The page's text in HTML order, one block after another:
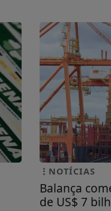
NOTÍCIAS
Balança
de US$ 7